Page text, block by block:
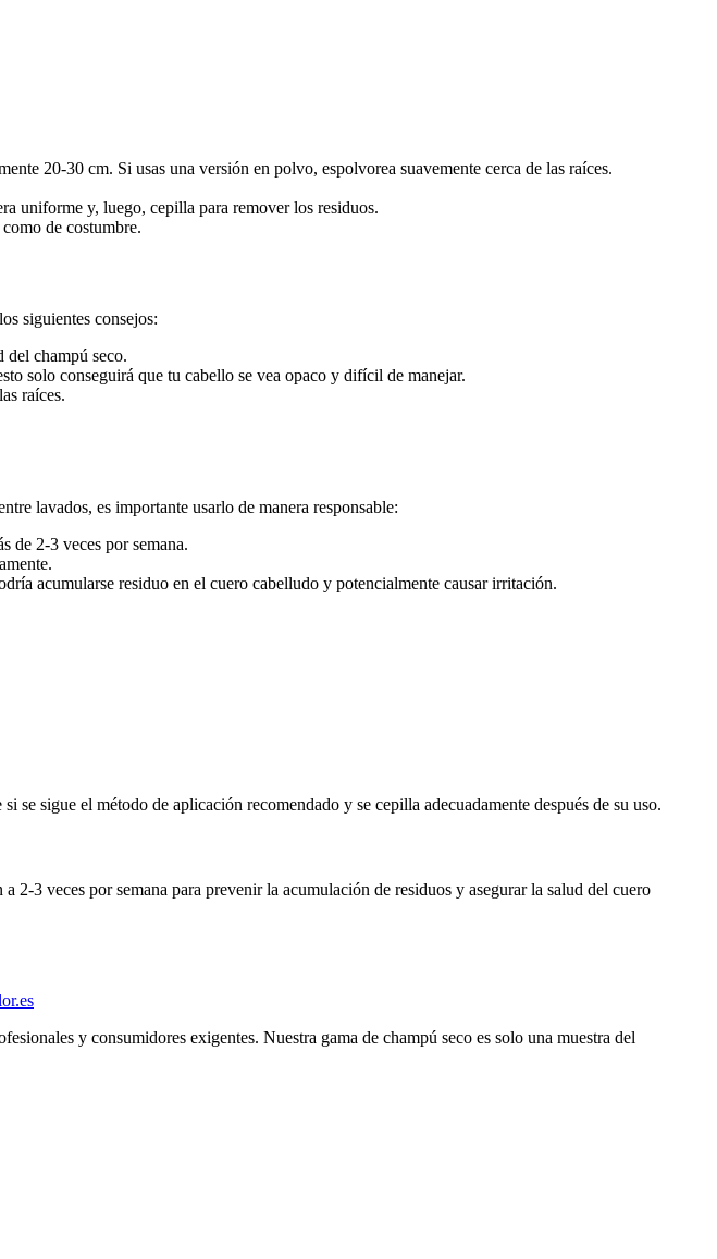
20-30 cm. Si usas una versión en polvo, espolvorea suavemente cerca de las raíces.
uniforme y, luego, cepilla para remover los residuos.
de costumbre.
siguientes consejos:
del champú seco.
solo conseguirá que tu cabello se vea opaco y difícil de manejar.
raíces.
lavados, es importante usarlo de manera responsable:
de 2-3 veces por semana.
acumularse residuo en el cuero cabelludo y potencialmente causar irritación.
se sigue el método de aplicación recomendado y se cepilla adecuadamente después de su uso.
3 veces por semana para prevenir la acumulación de residuos y asegurar la salud del cuero
y consumidores exigentes. Nuestra gama de champú seco es solo una muestra del